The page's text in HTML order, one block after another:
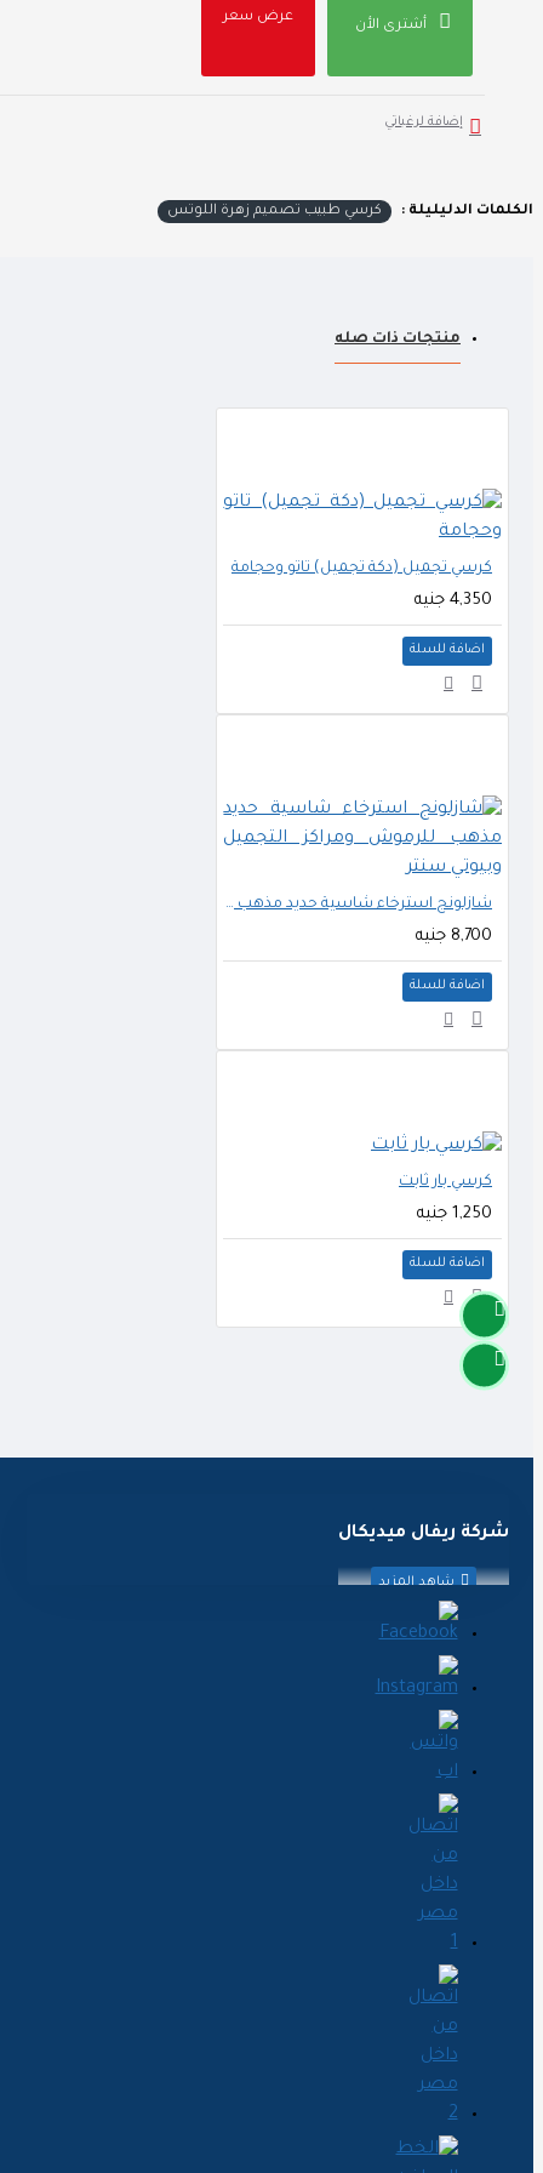
أشترى الأن
عرض سعر
إضافة لرغباتي
الكلمات الدليليلة : كرسي طبيب تصميم زهرة اللوتس
منتجات ذات صله
كرسي تجميل (دكة تجميل) تاتو وحجامة
4,350 جنيه
اضافة للسلة
شازلونج استرخاء شاسية حديد مذهب للرموش ومراكز التجميل وبيوتي سنتر
8,700 جنيه
اضافة للسلة
كرسي بار ثابت
1,250 جنيه
اضافة للسلة
شركة ريفال ميديكال